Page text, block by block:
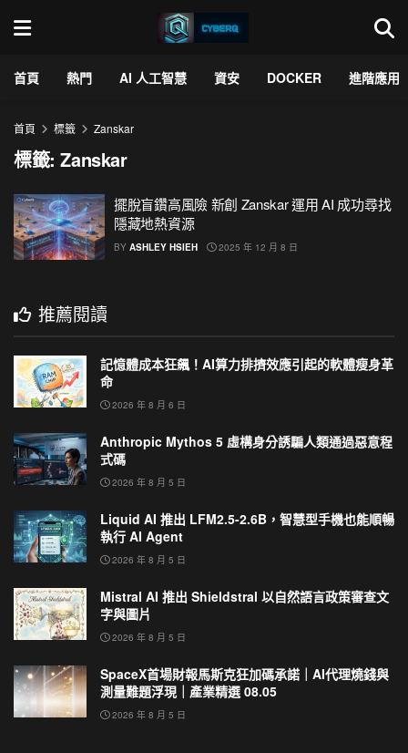
首頁 熱門 AI 人工智慧 資安 DOCKER 進階應用
首頁 標籤 Zanskar
標籤:Zanskar
擺脫盲鑽高風險 新創 Zanskar 運用 AI 成功尋找
隱藏地熱資源
BY ASHLEY HSIEH 2025 年 12 月 8 日
推薦閱讀
記憶體成本狂飆！AI算力排擠效應引起的軟體瘦身革
命
2026 年 8 月 6 日
Anthropic Mythos 5 虛構身分誘騙人類通過惡意程
式碼
2026 年 8 月 5 日
Liquid AI 推出 LFM2.5-2.6B，智慧型手機也能順暢
執行 AI Agent
2026 年 8 月 5 日
Mistral AI 推出 Shieldstral 以自然語言政策審查文
字與圖片
2026 年 8 月 5 日
SpaceX首場財報馬斯克狂加碼承諾｜AI代理燒錢與
測量難題浮現｜產業精選 08.05
2026 年 8 月 5 日